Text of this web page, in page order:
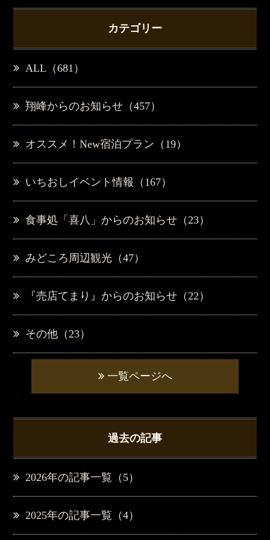
カテゴリー
ALL（681）
翔峰からのお知らせ（457）
オススメ！New宿泊プラン（19）
いちおしイベント情報（167）
食事処「喜八」からのお知らせ（23）
みどころ周辺観光（47）
『売店てまり』からのお知らせ（22）
その他（23）
一覧ページへ
過去の記事
2026年の記事一覧（5）
2025年の記事一覧（4）